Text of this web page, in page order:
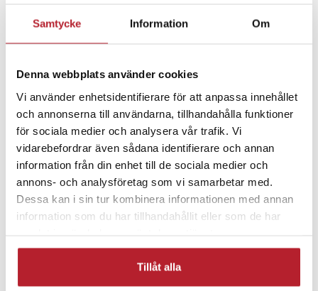
Samtycke Information Om
Denna webbplats använder cookies
Vi använder enhetsidentifierare för att anpassa innehållet
och annonserna till användarna, tillhandahålla funktioner
för sociala medier och analysera vår trafik. Vi
vidarebefordrar även sådana identifierare och annan
information från din enhet till de sociala medier och
annons- och analysföretag som vi samarbetar med.
Dessa kan i sin tur kombinera informationen med annan
information som du har tillhandahållit eller som de har
Tillåt alla
Batterier Batterier till fordon
Batterier till biltillbehör Batteri till billarm